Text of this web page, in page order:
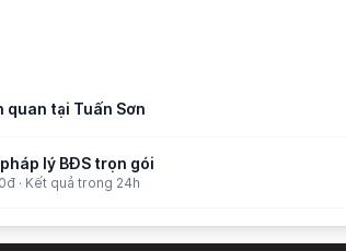
quan tại Tuấn Sơn
lý BĐS trọn gói
· Kết quả trong 24h